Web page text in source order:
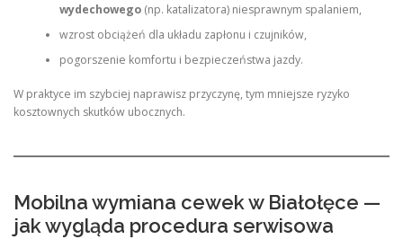
wydechowego(np. katalizatora) niesprawnym spalaniem,
wzrost obciążeń dla układu zapłonu i czujników,
pogorszenie komfortu i bezpieczeństwa jazdy.
W praktyce im szybciej naprawisz przyczynę, tym mniejsze ryzyko
kosztownych skutków ubocznych.
Mobilna wymiana cewek w Białołęce —
jak wygląda procedura serwisowa